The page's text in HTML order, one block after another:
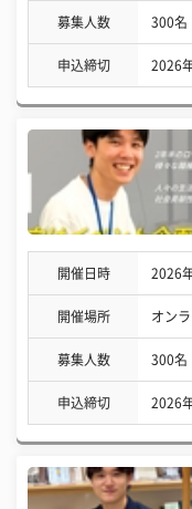
募集人数 300名
申込締切 2026
開催日時 2026
開催場所 オン
募集人数 300名
申込締切 2026